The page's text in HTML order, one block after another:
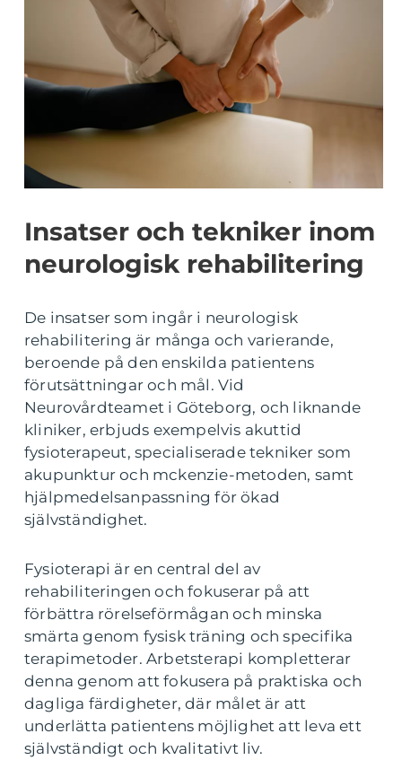
Insatser och tekniker inom
neurologisk rehabilitering
De insatser som ingår i neurologisk
rehabilitering är många och varierande,
beroende på den enskilda patientens
förutsättningar och mål. Vid
Neurovårdteamet i Göteborg, och liknande
kliniker, erbjuds exempelvis akuttid
fysioterapeut, specialiserade tekniker som
akupunktur och mckenzie-metoden, samt
hjälpmedelsanpassning för ökad
självständighet.
Fysioterapi är en central del av
rehabiliteringen och fokuserar på att
förbättra rörelseförmågan och minska
smärta genom fysisk träning och specifika
terapimetoder. Arbetsterapi kompletterar
denna genom att fokusera på praktiska och
dagliga färdigheter, där målet är att
underlätta patientens möjlighet att leva ett
självständigt och kvalitativt liv.